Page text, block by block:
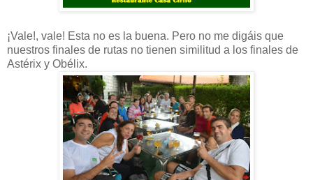
¡Vale!, vale! Esta no es la buena. Pero no me digáis que
nuestros finales de rutas no tienen similitud a los finales de
Astérix y Obélix.